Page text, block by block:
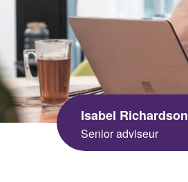
Isabel Richardson
Senior adviseur